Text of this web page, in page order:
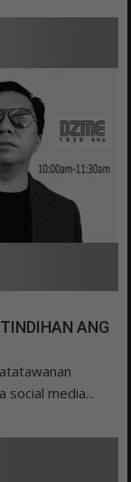
ANG
social media...